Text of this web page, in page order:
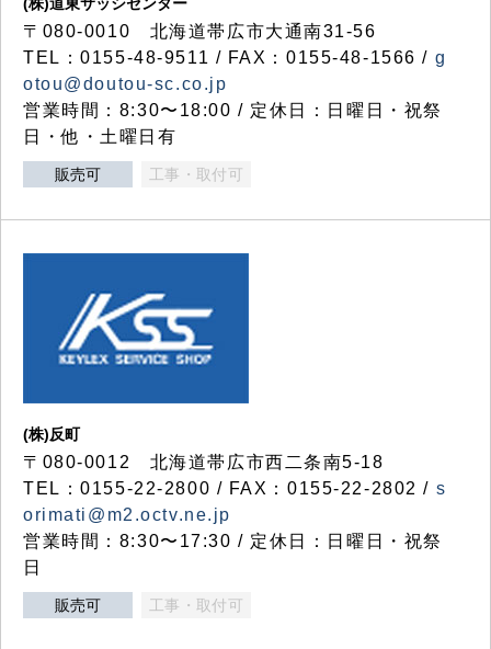
〒080-0010 北海道帯広市大通南31-56
TEL：0155-48-9511 / FAX：0155-48-1566 / g
otou@doutou-sc.co.jp
営業時間：8:30〜18:00 / 定休日：日曜日・祝祭
日・他・土曜日有
販売可 工事・取付可
(株)反町
〒080-0012 北海道帯広市西二条南5-18
TEL：0155-22-2800 / FAX：0155-22-2802 / s
orimati@m2.octv.ne.jp
営業時間：8:30〜17:30 / 定休日：日曜日・祝祭
日
販売可 工事・取付可